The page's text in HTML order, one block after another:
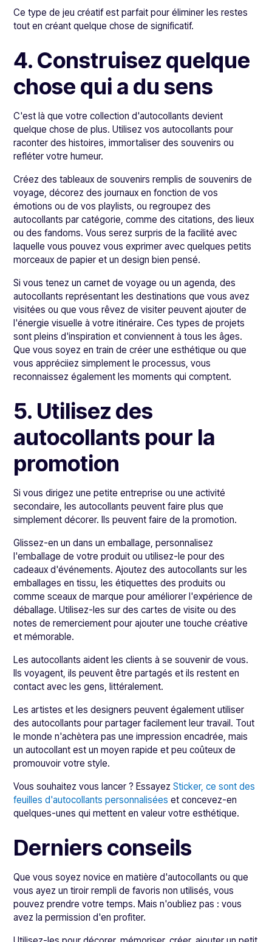
Ce type de jeu créatif est parfait pour éliminer les restes
tout en créant quelque chose de significatif.
4. Construisez quelque
chose qui a du sens
C'est là que votre collection d'autocollants devient
quelque chose de plus. Utilisez vos autocollants pour
raconter des histoires, immortaliser des souvenirs ou
refléter votre humeur.
Créez des tableaux de souvenirs remplis de souvenirs de
voyage, décorez des journaux en fonction de vos
émotions ou de vos playlists, ou regroupez des
autocollants par catégorie, comme des citations, des lieux
ou des fandoms. Vous serez surpris de la facilité avec
laquelle vous pouvez vous exprimer avec quelques petits
morceaux de papier et un design bien pensé.
Si vous tenez un carnet de voyage ou un agenda, des
autocollants représentant les destinations que vous avez
visitées ou que vous rêvez de visiter peuvent ajouter de
l'énergie visuelle à votre itinéraire. Ces types de projets
sont pleins d'inspiration et conviennent à tous les âges.
Que vous soyez en train de créer une esthétique ou que
vous appréciiez simplement le processus, vous
reconnaissez également les moments qui comptent.
5. Utilisez des
autocollants pour la
promotion
Si vous dirigez une petite entreprise ou une activité
secondaire, les autocollants peuvent faire plus que
simplement décorer. Ils peuvent faire de la promotion.
Glissez-en un dans un emballage, personnalisez
l'emballage de votre produit ou utilisez-le pour des
cadeaux d'événements. Ajoutez des autocollants sur les
emballages en tissu, les étiquettes des produits ou
comme sceaux de marque pour améliorer l'expérience de
déballage. Utilisez-les sur des cartes de visite ou des
notes de remerciement pour ajouter une touche créative
et mémorable.
Les autocollants aident les clients à se souvenir de vous.
Ils voyagent, ils peuvent être partagés et ils restent en
contact avec les gens, littéralement.
Les artistes et les designers peuvent également utiliser
des autocollants pour partager facilement leur travail. Tout
le monde n'achètera pas une impression encadrée, mais
un autocollant est un moyen rapide et peu coûteux de
promouvoir votre style.
Vous souhaitez vous lancer ? EssayezSticker, ce sont des
feuilles d'autocollants personnalisées et concevez-en
quelques-unes qui mettent en valeur votre esthétique.
Derniers conseils
Que vous soyez novice en matière d'autocollants ou que
vous ayez un tiroir rempli de favoris non utilisés, vous
pouvez prendre votre temps. Mais n'oubliez pas : vous
avez la permission d'en profiter.